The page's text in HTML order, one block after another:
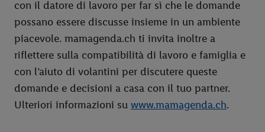
con il datore di lavoro per far sì che le domande
possano essere discusse insieme in un ambiente
piacevole. mamagenda.ch ti invita inoltre a
riflettere sulla compatibilità di lavoro e famiglia e
con l’aiuto di volantini per discutere queste
domande e decisioni a casa con il tuo partner.
Ulteriori informazioni su www.mamagenda.ch.
informazioni, anche in relazione al periodo di conservazione
dei dati e al tuo diritto di revocare il consenso in qualsiasi
momento con effetto per il futuro.Le note legali sono
disponibili qui.